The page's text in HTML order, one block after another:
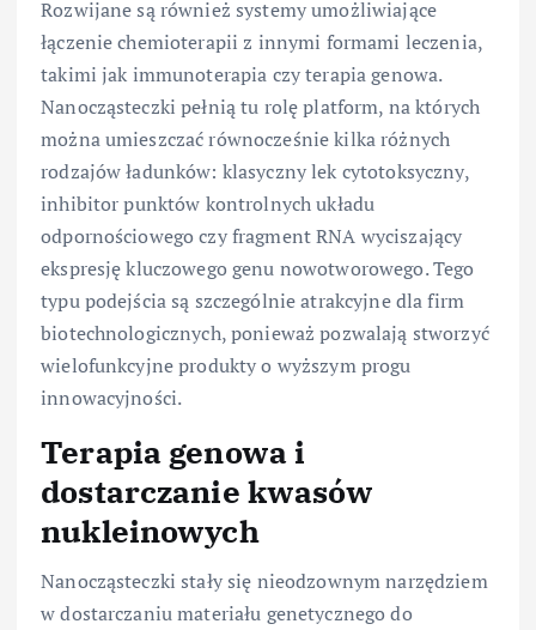
Rozwijane są również systemy umożliwiające
łączenie chemioterapii z innymi formami leczenia,
takimi jak immunoterapia czy terapia genowa.
Nanocząsteczki pełnią tu rolę platform, na których
można umieszczać równocześnie kilka różnych
rodzajów ładunków: klasyczny lek cytotoksyczny,
inhibitor punktów kontrolnych układu
odpornościowego czy fragment RNA wyciszający
ekspresję kluczowego genu nowotworowego. Tego
typu podejścia są szczególnie atrakcyjne dla firm
biotechnologicznych, ponieważ pozwalają stworzyć
wielofunkcyjne produkty o wyższym progu
innowacyjności.
Terapia genowa i
dostarczanie kwasów
nukleinowych
Nanocząsteczki stały się nieodzownym narzędziem
w dostarczaniu materiału genetycznego do